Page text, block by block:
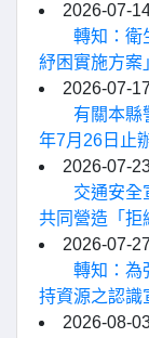
2026-07-
轉知：衛
紓困實施方案
2026-07-17
有關本縣
年7月26日止
2026-07-
交通安全
共同營造「拒
2026-07-27
轉知：為
持資源之認識
2026-08-